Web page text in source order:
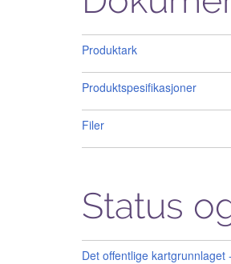
Produktark
Produktspesifikasjoner
Filer
Status
Det offentlige kartgrunnlaget